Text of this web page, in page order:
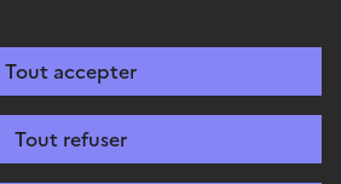
Tout accepter
Tout refuser
conforme Mentions légales
cookies